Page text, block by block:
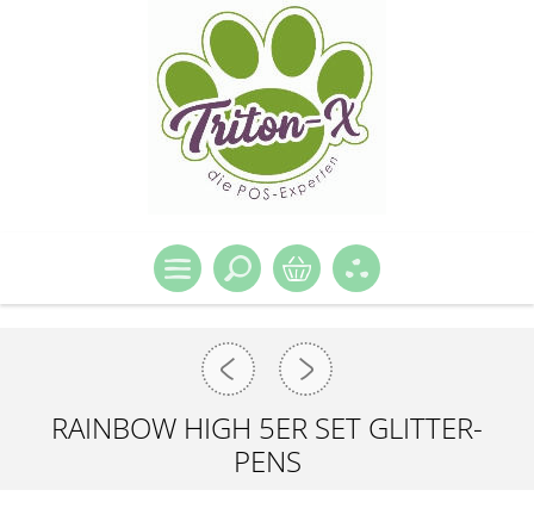
RAINBOW HIGH 5ER SET GLITTER-
PENS